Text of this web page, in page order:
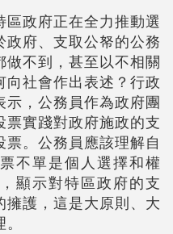
區政府正在全力推動選
府、支取公帑的公務
做不到，甚至以不相關
社會作出表述？行政
，公務員作為政府團
實踐對政府施政的支
。公務員應該理解自
不單是個人選擇和權
顯示對特區政府的支
護，這是大原則、大